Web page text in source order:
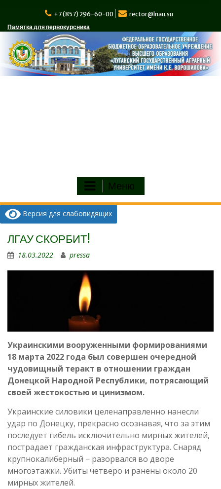
содержимому
+7 (857) 296-60-00
rector@lnau.su
Памятка для первокурсника
Меню
Версия для слабовидящих
ЛГАУ СКОРБИТ!
18.03.2022 pressa
Украинскими вооруженными формированиями
18 марта 2022 года был совершен очередной
чудовищный теракт в отношении граждан
Донецкой Народной Республики, потрясающий
своей жестокостью и цинизмом.
Украинские силовики целенаправленно нанесли
удар по Донецку, прекрасно осознавая, что за этим
последует гибель исключительно мирных жителей,
пострадает гражданская инфраструктура. Снаряд
крупнокалиберный − разорвался во дворе
многоэтажки. Убиты четверо и ранены около 20
мирных жителей.